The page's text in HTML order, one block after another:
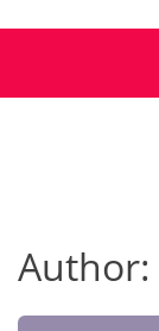
Author: